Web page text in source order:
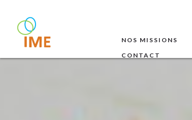
NOS MISSIONS
CONTACT